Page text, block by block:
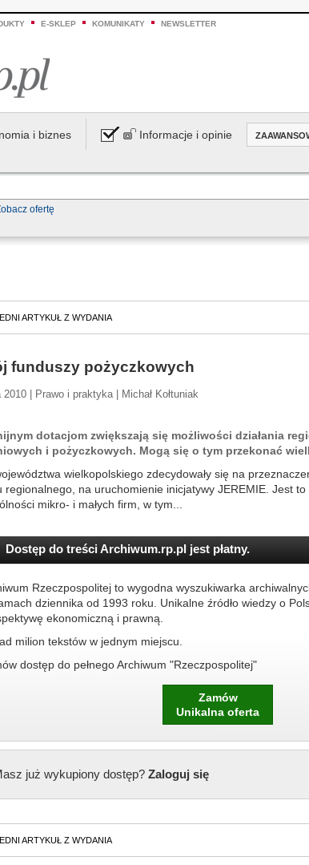
E-SKLEP KOMUNIKATY NEWSLETTER
i biznes Informacje i opinie
ofertę
ARTYKUŁ Z WYDANIA
funduszy pożyczkowych
2010 | Prawo i praktyka | Michał Kołtuniak
dotacjom zwiększają się możliwości działania
i pożyczkowych. Mogą się o tym przekonać
wielkopolskiego zdecydowały się na
regionalnego, na uruchomienie inicjatywy JEREMIE. Jest
mikro- i małych firm, w tym...
Dostęp do treści Archiwum.rp.pl jest płatny.
Rzeczpospolitej to wygodna wyszukiwarka
dziennika od 1993 roku. Unikalne źródło wiedzy o
ekonomiczną i prawną.
milion tekstów w jednym miejscu.
dostęp do pełnego Archiwum "Rzeczpospolitej"
Zamów
Unikalna oferta
już wykupiony dostęp?Zaloguj się
ARTYKUŁ Z WYDANIA